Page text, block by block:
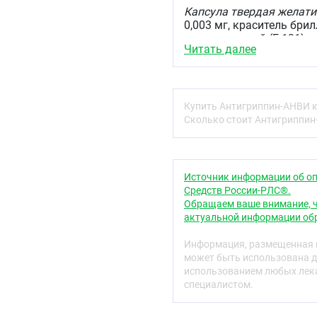
Капсула твердая
0,003 мг, краситель
патентованный (Е 131)
краситель
мг.
Капсула Б.
Действующие вещества:
глюконата
— 4,055 мг.
Описание
Капсулы А- твёрдые
смесь
зеленоватым оттенком
Капсулы Б— твёрдые
смесь порошка и гранул
допускается наличие
Читать далее
Купить Антигриппин-АНВИ
Сколько стоит
Источник информации об
Средств России-РЛС®.
Обращаем ваше внимание,
актуальной информации
Информация, размещенная
может быть использована
использованием любых
специалистом.